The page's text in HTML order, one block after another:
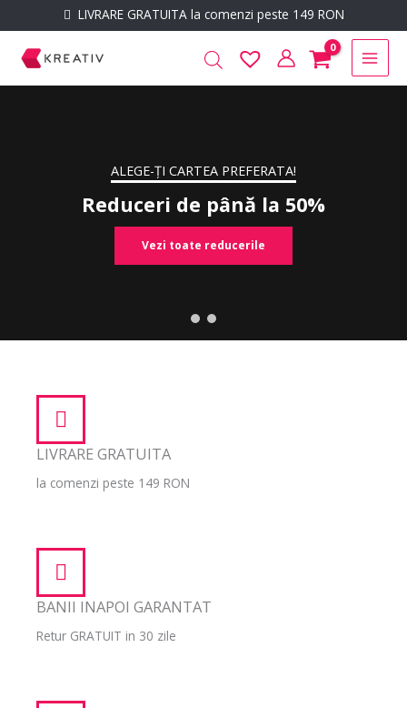
to
content
LIVRARE GRATUITA la comenzi peste 149 RON
Main
Menu
la 50%
LIVRARE GRATUITA
la comenzi peste 149 RON
BANII INAPOI GARANTAT
Retur GRATUIT in 30 zile